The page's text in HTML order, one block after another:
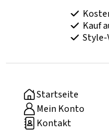
Kauf
Style-
Startseite
Mein Konto
Kontakt